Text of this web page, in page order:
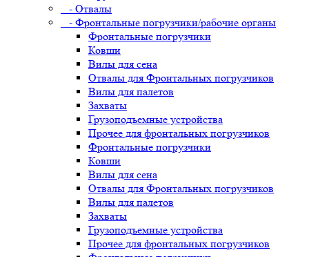
- Отвалы
- Фронтальные погрузчики/рабочие органы
Фронтальные погрузчики
Ковши
Вилы для сена
Отвалы для Фронтальных погрузчиков
Вилы для палетов
Захваты
Грузоподъемные устройства
Прочее для фронтальных погрузчиков
Фронтальные погрузчики
Ковши
Вилы для сена
Отвалы для Фронтальных погрузчиков
Вилы для палетов
Захваты
Грузоподъемные устройства
Прочее для фронтальных погрузчиков